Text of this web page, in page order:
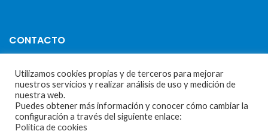
CONTACTO
Parque Empresarial Las Condas , Nave 1
05440 Piedralaves-Ávila
603 57 44 50
info@motorecambiosfldelhierro.com
Utilizamos cookies propias y de terceros para mejorar
nuestros servicios y realizar análisis de uso y medición de
nuestra web.
Puedes obtener más información y conocer cómo cambiar la
configuración a través del siguiente enlace:
Política de cookies